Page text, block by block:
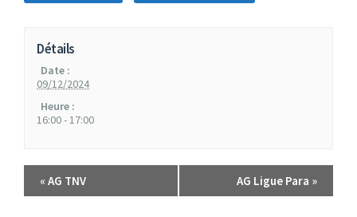
Détails
Date :
09/12/2024
Heure :
16:00 - 17:00
« AG TNV AG Ligue Para »